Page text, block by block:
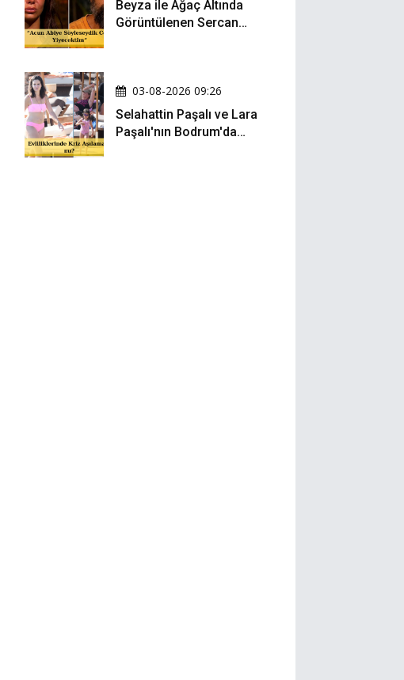
Beyza ile Ağaç Altında
Görüntülenen Sercan
03-08-2026 09:26
Selahattin Paşalı ve Lara
Paşalı'nın Bodrum'da